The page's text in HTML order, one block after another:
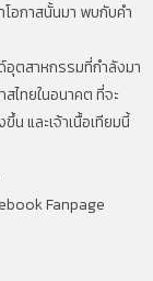
โอกาสนั้นมา พบกับคำ
อุตสาหกรรมที่กำลังมา
ไทยในอนาคต ที่จะ
และเจ้าเนื้อเทียมนี้
Fanpage